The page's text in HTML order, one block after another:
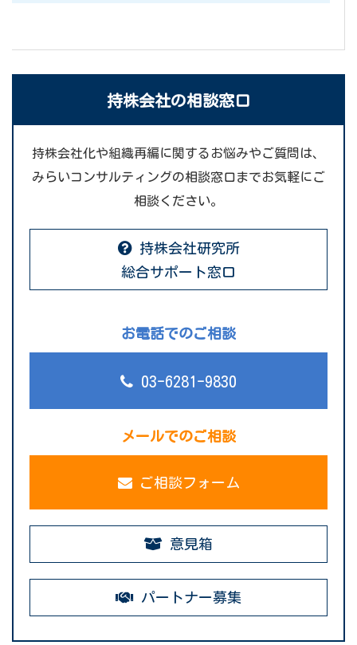
持株会社の相談窓口
持株会社化や組織再編に関するお悩みやご質問は、
みらいコンサルティングの相談窓口までお気軽にご
相談ください。
持株会社研究所
総合サポート窓口
お電話でのご相談
03-6281-9830
メールでのご相談
ご相談フォーム
意見箱
パートナー募集